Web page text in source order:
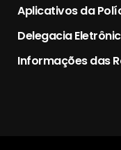
Aplicativos da
Delegacia
Informações das